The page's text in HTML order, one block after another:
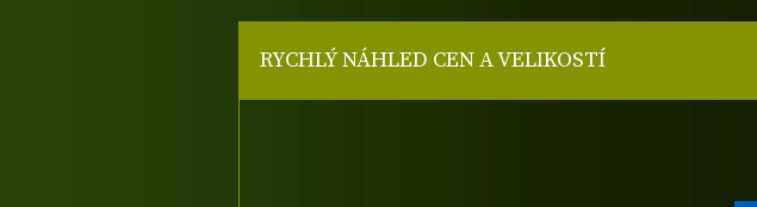
RYCHLÝ NÁHLED CEN A VELIKOSTÍ